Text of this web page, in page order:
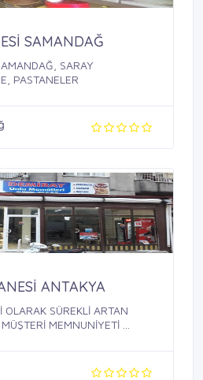
SAMANDAĞ
SARAY
PASTANELER
ANTAKYA
MEMNUNİYETİ ...